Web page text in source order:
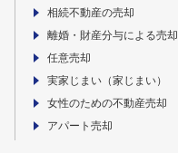
相続不動産の売却
離婚・財産分与による売却
任意売却
実家じまい（家じまい）
女性のための不動産売却
アパート売却